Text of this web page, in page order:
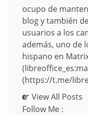
ocupo de
blog y también
usuarios a los
además, uno de
hispano en
(https://t.me/
View All Posts
Follow Me :